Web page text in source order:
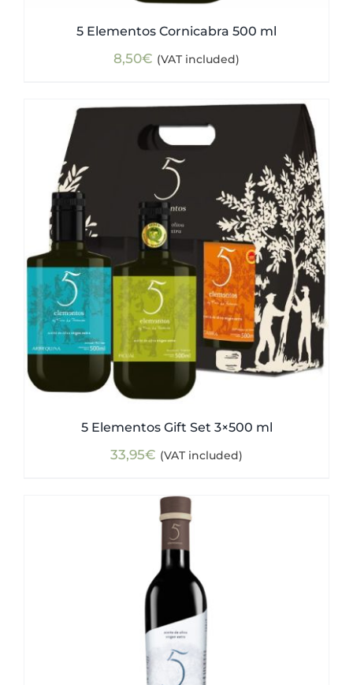
5 Elementos Cornicabra 500 ml
8,50€ (VAT included)
5 Elementos Gift Set 3×500 ml
33,95€ (VAT included)